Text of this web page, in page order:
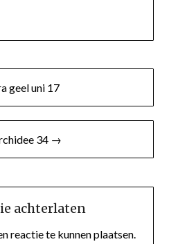
geel uni 17
34 →
achterlaten
reactie te kunnen plaatsen.